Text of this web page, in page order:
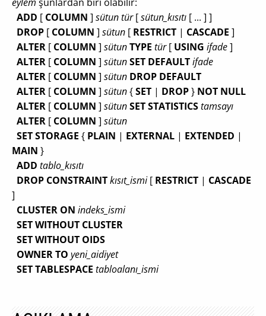
ADD [ COLUMN ] sütuntür[sütun_kısıtı [ ... ] ]
DROP [ COLUMN ] sütun [ RESTRICT | CASCADE ]
ALTER [ COLUMN ] sütunTYPE tür[ USING ifade]
ALTER [ COLUMN ] sütunSET DEFAULTifade
ALTER [ COLUMN ] sütun DROP DEFAULT
ALTER [ COLUMN ] sütun{SET | DROP} NOT NULL
ALTER [ COLUMN ] sütunSET STATISTICStamsayı
ALTER [ COLUMN ] sütun
SET STORAGE { PLAIN | EXTERNAL | EXTENDED |
MAIN }
ADD tablo_kısıtı
DROP CONSTRAINTkısıt_ismi[ RESTRICT | CASCADE
]
CLUSTER ON indeks_ismi
SET WITHOUT CLUSTER
SET WITHOUT OIDS
OWNER TO yeni_aidiyet
SET TABLESPACE tabloalanı_ismi